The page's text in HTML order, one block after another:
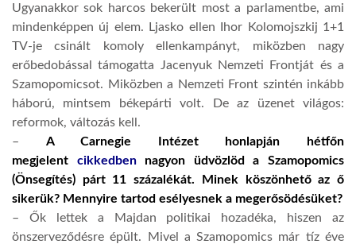
Ugyanakkor sok harcos bekerült most a parlamentbe, ami
mindenképpen új elem. Ljasko ellen Ihor Kolomojszkij 1+1
TV-je csinált komoly ellenkampányt, miközben nagy
erőbedobással támogatta Jacenyuk Nemzeti Frontját és a
Szamopomicsot. Miközben a Nemzeti Front szintén inkább
háború, mintsem békepárti volt. De az üzenet világos:
reformok, változás kell.
– A Carnegie Intézet honlapján hétfőn
megjelent cikkedbennagyon üdvözlöd a Szamopomics
(Önsegítés) párt 11 százalékát. Minek köszönhető az ő
sikerük? Mennyire tartod esélyesnek a megerősödésüket?
– Ők lettek a Majdan politikai hozadéka, hiszen az
önszerveződésre épült. Mivel a Szamopomics már tíz éve